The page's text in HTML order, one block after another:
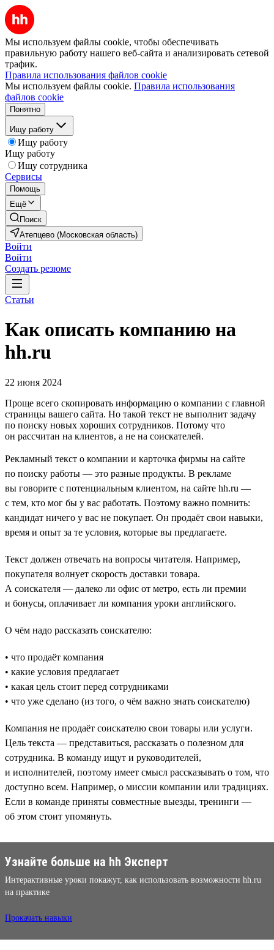
Мы используем файлы cookie, чтобы обеспечивать
правильную работу нашего веб-сайта и анализировать сетевой
трафик.
Правила использования файлов cookie
Мы используем файлы cookie. Правила использования
файлов cookie
Понятно
Ищу работу
Ищу работу
Ищу работу
Ищу сотрудника
Сервисы
Помощь
Ещё
Поиск
Атепцево (Московская область)
Войти
Войти
Создать резюме
Статьи
Как описать компанию на
hh.ru
22 июня 2024
Проще всего скопировать информацию о компании с главной
страницы вашего сайта. Но такой текст не выполнит задачу
по поиску новых хороших сотрудников. Потому что
он рассчитан на клиентов, а не на соискателей.
Рекламный текст о компании и карточка фирмы на сайте
по поиску работы — это разные продукты. В рекламе
вы говорите с потенциальным клиентом, на сайте hh.ru —
с тем, кто мог бы у вас работать. Поэтому важно помнить:
кандидат ничего у вас не покупает. Он продаёт свои навыки,
время и опыт за те условия, которые вы предлагаете.
Текст должен отвечать на вопросы читателя. Например,
покупателя волнует скорость доставки товара.
А соискателя — далеко ли офис от метро, есть ли премии
и бонусы, оплачивает ли компания уроки английского.
О чём надо рассказать соискателю:
• что продаёт компания
• какие условия предлагает
• какая цель стоит перед сотрудниками
• что уже сделано (из того, о чём важно знать соискателю)
Компания не продаёт соискателю свои товары или услуги.
Цель текста — представиться, рассказать о полезном для
сотрудника. В команду ищут и руководителей,
и исполнителей, поэтому имеет смысл рассказывать о том, что
доступно всем. Например, о миссии компании или традициях.
Если в команде приняты совместные выезды, тренинги —
об этом стоит упомянуть.
Узнайте больше на hh Эксперт
Интерактивные уроки покажут, как использовать возможности hh.ru
на практике
Прокачать навыки